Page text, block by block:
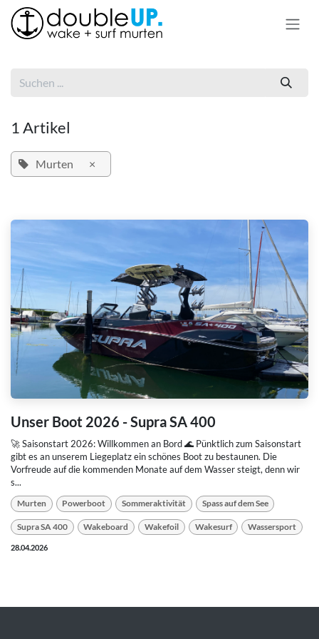
Zum Inhalt springen
1 Artikel
Murten ×
Unser Boot 2026 - Supra SA 400
🚀 Saisonstart 2026: Willkommen an Bord 🌊 Pünktlich zum Saisonstart
gibt es an unserem Liegeplatz ein schönes Boot zu bestaunen. Die
Vorfreude auf die kommenden Monate auf dem Wasser steigt, denn wir
s...
Murten Powerboot Sommeraktivität Spass auf dem See
Supra SA 400 Wakeboard Wakefoil Wakesurf Wassersport
28.04.2026